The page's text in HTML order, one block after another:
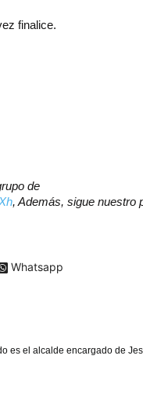
finalice.
de
, Además, sigue nuestro
Whatsapp